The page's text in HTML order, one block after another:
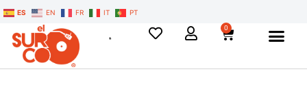
ES EN FR IT PT
0